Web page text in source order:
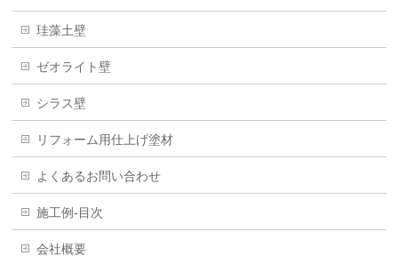
珪藻土壁
ゼオライト壁
シラス壁
リフォーム用仕上げ塗材
よくあるお問い合わせ
施工例-目次
会社概要